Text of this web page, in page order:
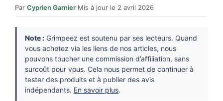
Par Cyprien Garnier·Mis à jour le 2 avril 2026
Note : Grimpeez est soutenu par ses lecteurs. Quand
vous achetez via les liens de nos articles, nous
pouvons toucher une commission d’affiliation, sans
surcoût pour vous. Cela nous permet de continuer à
tester des produits et à publier des avis
indépendants. En savoir plus.